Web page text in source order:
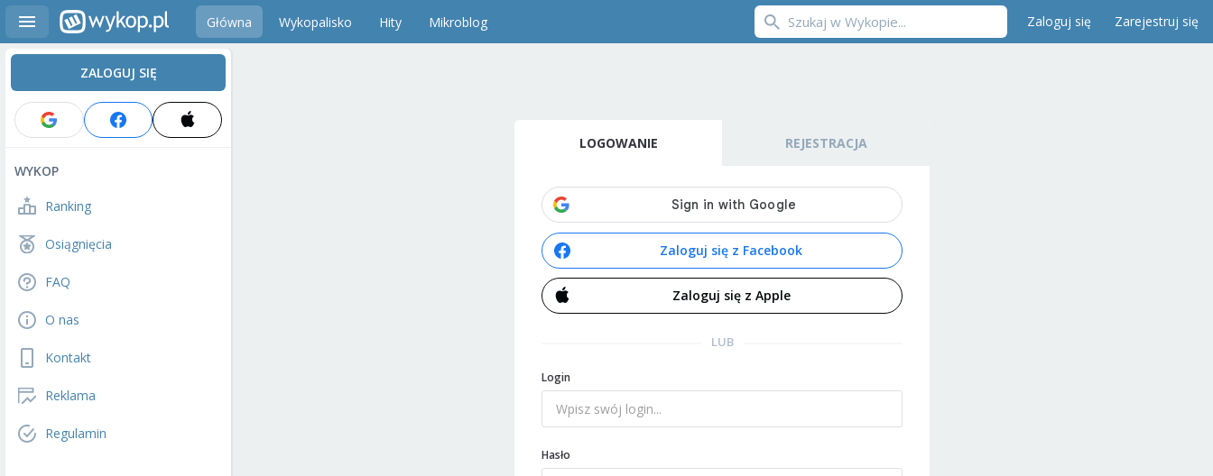
Główna Wykopalisko Hity Mikroblog Zaloguj się Zarejestruj się
ZALOGUJ SIĘ
WYKOP
Ranking
Osiągnięcia
FAQ
O nas
Kontakt
Reklama
Regulamin
LOGOWANIE REJESTRACJA
Zaloguj się z Facebook
Zaloguj się z Apple
LUB
Login
Hasło